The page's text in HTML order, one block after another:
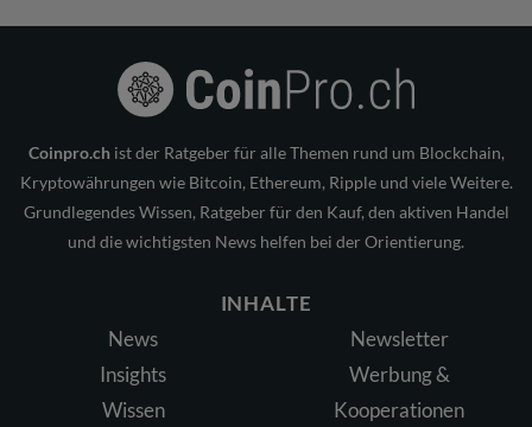
Coinpro.ch ist der Ratgeber für alle Themen rund um Blockchain,
Kryptowährungen wie Bitcoin, Ethereum, Ripple und viele Weitere.
Grundlegendes Wissen, Ratgeber für den Kauf, den aktiven Handel
und die wichtigsten News helfen bei der Orientierung.
INHALTE
News
Insights
Wissen
Newsletter
Werbung &
Kooperationen